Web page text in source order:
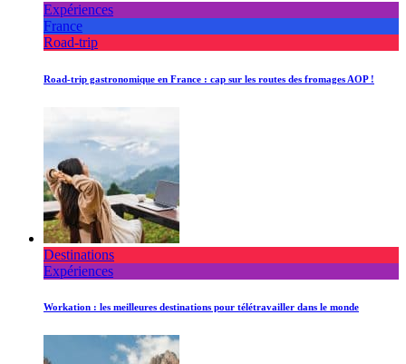
Expériences
France
Road-trip
Road-trip gastronomique en France : cap sur les routes des fromages AOP !
Destinations
Expériences
Workation : les meilleures destinations pour télétravailler dans le monde